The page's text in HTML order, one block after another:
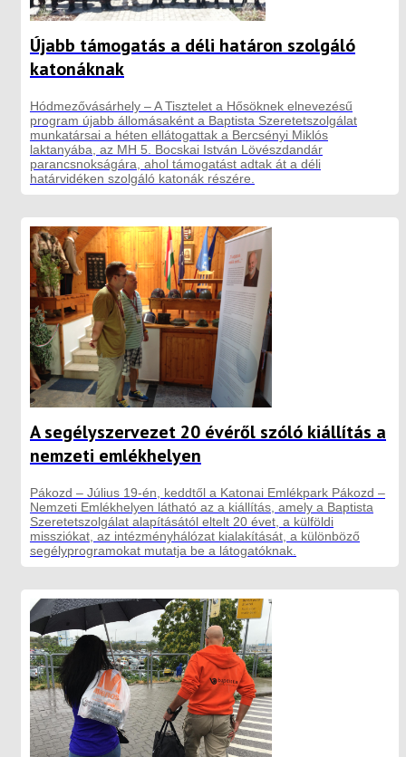
Újabb támogatás a déli határon szolgáló
katonáknak
Hódmezővásárhely – A Tisztelet a Hősöknek elnevezésű
program újabb állomásaként a Baptista Szeretetszolgálat
munkatársai a héten ellátogattak a Bercsényi Miklós
laktanyába, az MH 5. Bocskai István Lövészdandár
parancsnokságára, ahol támogatást adtak át a déli
határvidéken szolgáló katonák részére.
A segélyszervezet 20 évéről szóló kiállítás a
nemzeti emlékhelyen
Pákozd – Július 19-én, keddtől a Katonai Emlékpark Pákozd –
Nemzeti Emlékhelyen látható az a kiállítás, amely a Baptista
Szeretetszolgálat alapításától eltelt 20 évet, a külföldi
missziókat, az intézményhálózat kialakítását, a különböző
segélyprogramokat mutatja be a látogatóknak.